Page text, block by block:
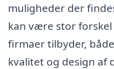
muligheder der
kan være stor
firmaer tilbyder,
kvalitet og design af